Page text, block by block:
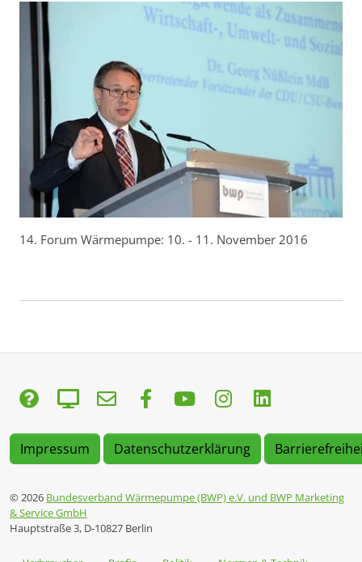
14. Forum Wärmepumpe: 10. - 11. November 2016
Impressum Datenschutzerklärung
© 2026 Bundesverband Wärmepumpe (BWP) e.V. und BWP Marketing
& Service GmbH
Hauptstraße 3, D-10827 Berlin